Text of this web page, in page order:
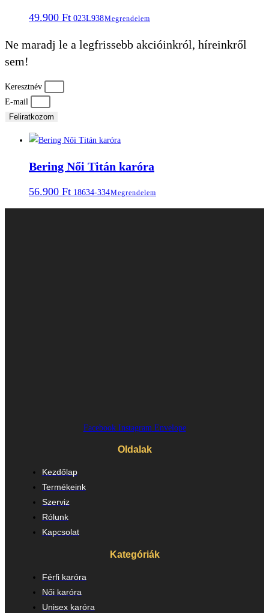
49.900 Ft 023L938Megrendelem
Ne maradj le a legfrissebb akcióinkról, híreinkről
sem!
Keresztnév
E-mail
Feliratkozom
Bering Női Titán karóra
56.900 Ft 18634-334Megrendelem
Facebook Instagram Envelope
Oldalak
Kezdőlap
Termékeink
Szerviz
Rólunk
Kapcsolat
Kategóriák
Férfi karóra
Női karóra
Unisex karóra